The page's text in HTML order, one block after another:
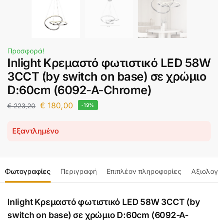
Προσφορά!
Inlight Κρεμαστό φωτιστικό LED 58W
3CCT (by switch on base) σε χρώμιο
D:60cm (6092-A-Chrome)
€223,20 € 180,00 -19%
Εξαντλημένο
Φωτογραφίες Περιγραφή Επιπλέον πληροφορίες
Inlight Κρεμαστό φωτιστικό LED 58W 3CCT (by
switch on base) σε χρώμιο D:60cm (6092-A-